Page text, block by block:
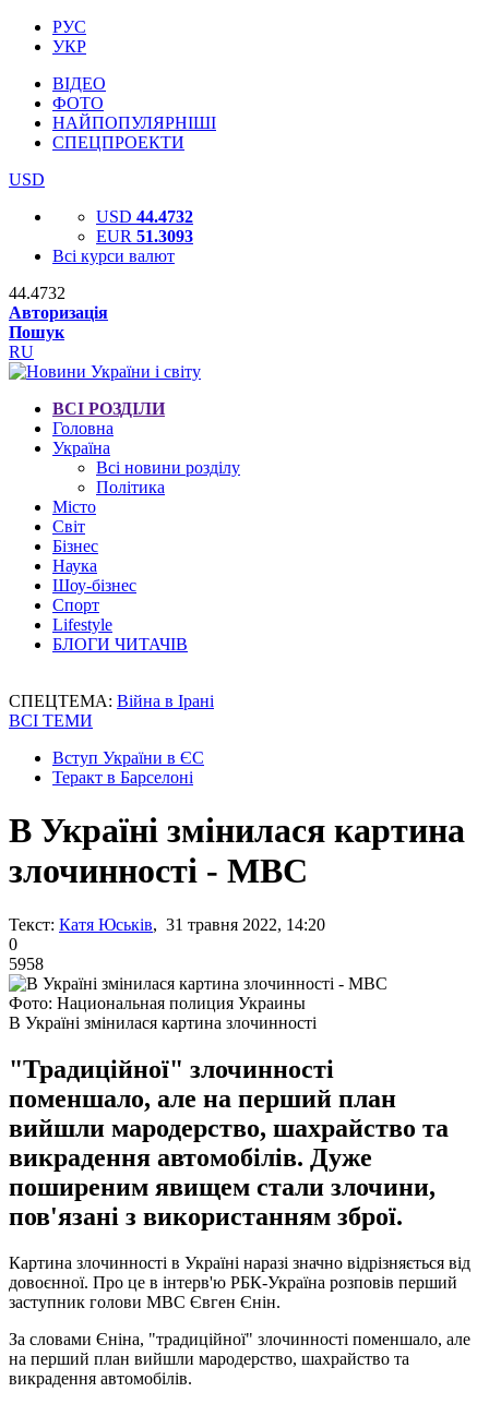
РУС
УКР
ВІДЕО
ФОТО
НАЙПОПУЛЯРНІШІ
СПЕЦПРОЕКТИ
USD
USD 44.4732
EUR 51.3093
Всі курси валют
44.4732
Авторизація
Пошук
RU
ВСІ РОЗДІЛИ
Головна
Україна
Всі новини розділу
Політика
Місто
Світ
Бізнес
Наука
Шоу-бізнес
Спорт
Lifestyle
БЛОГИ ЧИТАЧІВ
СПЕЦТЕМА: Війна в Ірані
ВСІ ТЕМИ
Вступ України в ЄС
Теракт в Барселоні
В Україні змінилася картина
злочинності - МВС
Текст: Катя Юськів, 31 травня 2022, 14:20
0
5958
Фото: Национальная полиция Украины
В Україні змінилася картина злочинності
"Традиційної" злочинності
поменшало, але на перший план
вийшли мародерство, шахрайство та
викрадення автомобілів. Дуже
поширеним явищем стали злочини,
пов'язані з використанням зброї.
Картина злочинності в Україні наразі значно відрізняється від
довоєнної. Про це в інтерв'ю РБК-Україна розповів перший
заступник голови МВС Євген Єнін.
За словами Єніна, "традиційної" злочинності поменшало, але
на перший план вийшли мародерство, шахрайство та
викрадення автомобілів.